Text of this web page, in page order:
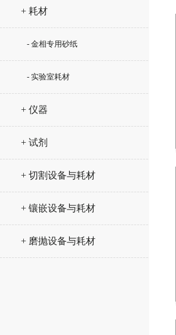
+ 耗材
- 金相专用砂纸
- 实验室耗材
+ 仪器
+ 试剂
+ 切割设备与耗材
+ 镶嵌设备与耗材
+ 磨抛设备与耗材